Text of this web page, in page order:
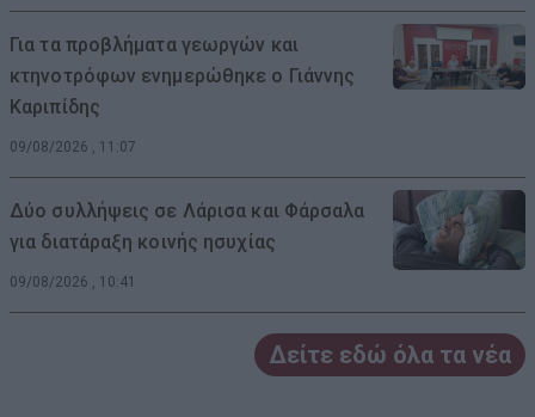
Για τα προβλήματα γεωργών και
κτηνοτρόφων ενημερώθηκε ο Γιάννης
Καριπίδης
09/08/2026 , 11:07
Δύο συλλήψεις σε Λάρισα και Φάρσαλα
για διατάραξη κοινής ησυχίας
09/08/2026 , 10:41
Δείτε εδώ όλα τα νέα